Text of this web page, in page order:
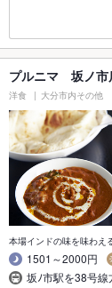
プルニマ 坂ノ市
洋食 大分市内その他
本場インドの味を味わえ
1501～2000円
坂ﾉ市駅を38号線